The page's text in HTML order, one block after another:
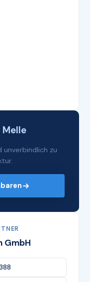
unverbindlich zu
GmbH